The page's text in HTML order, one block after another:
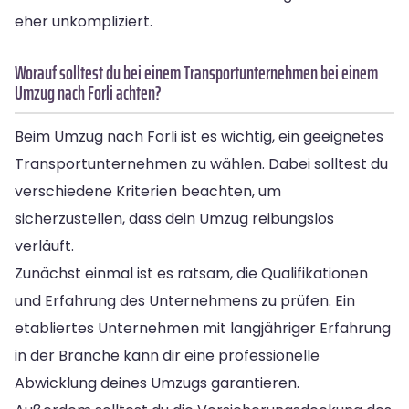
eher unkompliziert.
Worauf solltest du bei einem Transportunternehmen bei einem
Umzug nach Forli achten?
Beim Umzug nach Forli ist es wichtig, ein geeignetes
Transportunternehmen zu wählen. Dabei solltest du
verschiedene Kriterien beachten, um
sicherzustellen, dass dein Umzug reibungslos
verläuft.
Zunächst einmal ist es ratsam, die Qualifikationen
und Erfahrung des Unternehmens zu prüfen. Ein
etabliertes Unternehmen mit langjähriger Erfahrung
in der Branche kann dir eine professionelle
Abwicklung deines Umzugs garantieren.